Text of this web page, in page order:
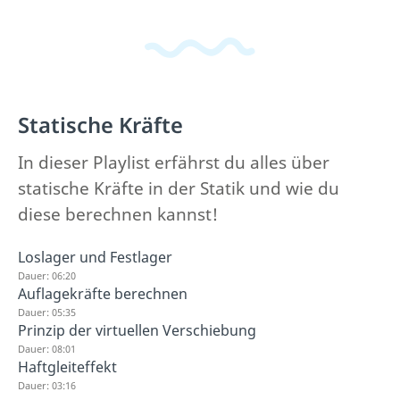
Statische Kräfte
In dieser Playlist erfährst du alles über
statische Kräfte in der Statik und wie du
diese berechnen kannst!
Loslager und Festlager
Dauer: 06:20
Auflagekräfte berechnen
Dauer: 05:35
Prinzip der virtuellen Verschiebung
Dauer: 08:01
Haftgleiteffekt
Dauer: 03:16